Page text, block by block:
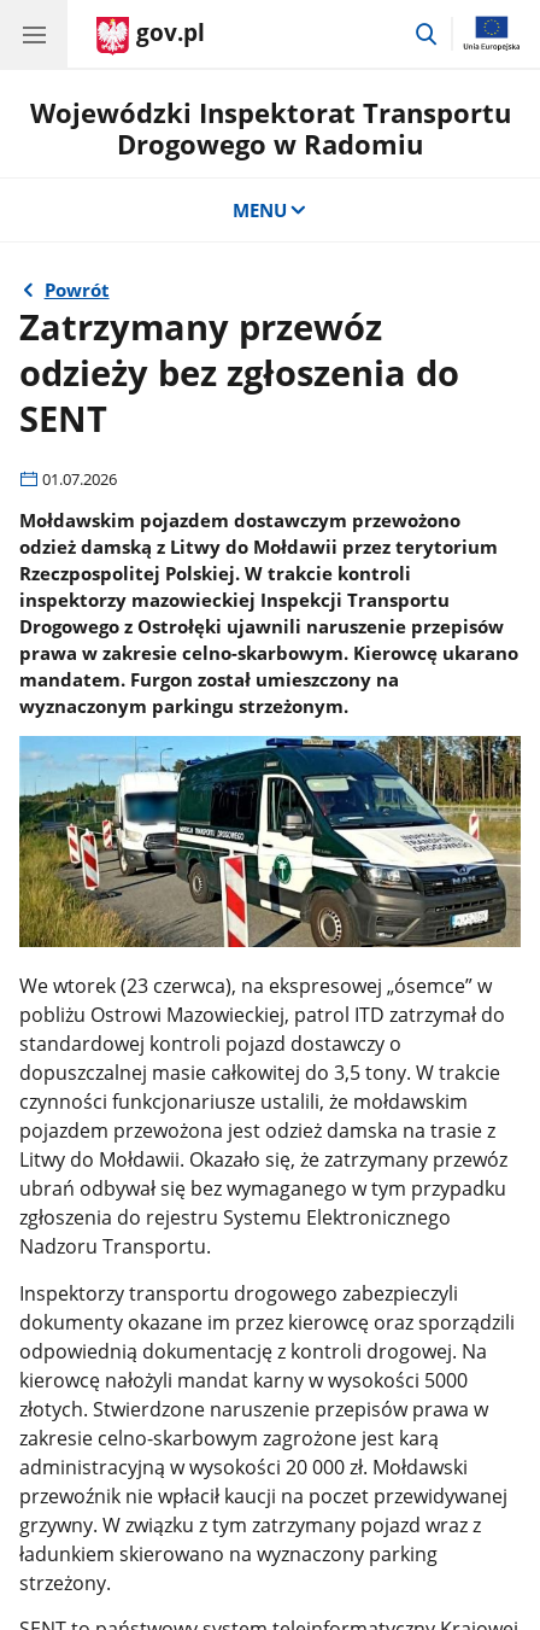
gov.pl
przejdź
Wojewódzki Inspektorat Transportu
Drogowego w Radomiu
MENU
Powrót
Zatrzymany przewóz
odzieży bez zgłoszenia do
SENT
01.07.2026
Mołdawskim pojazdem dostawczym przewożono
odzież damską z Litwy do Mołdawii przez terytorium
Rzeczpospolitej Polskiej. W trakcie kontroli
inspektorzy mazowieckiej Inspekcji Transportu
Drogowego z Ostrołęki ujawnili naruszenie przepisów
prawa w zakresie celno-skarbowym. Kierowcę ukarano
mandatem. Furgon został umieszczony na
wyznaczonym parkingu strzeżonym.
We wtorek (23 czerwca), na ekspresowej „ósemce” w
pobliżu Ostrowi Mazowieckiej, patrol ITD zatrzymał do
standardowej kontroli pojazd dostawczy o
dopuszczalnej masie całkowitej do 3,5 tony. W trakcie
czynności funkcjonariusze ustalili, że mołdawskim
pojazdem przewożona jest odzież damska na trasie z
Litwy do Mołdawii. Okazało się, że zatrzymany przewóz
ubrań odbywał się bez wymaganego w tym przypadku
zgłoszenia do rejestruSystemu Elektronicznego
Nadzoru Transportu.
Inspektorzy transportu drogowego zabezpieczyli
dokumenty okazane im przez kierowcę oraz sporządzili
odpowiednią dokumentację z kontroli drogowej. Na
kierowcę nałożyli mandat karny w wysokości 5000
złotych. Stwierdzone naruszenie przepisów prawa w
zakresie celno-skarbowym zagrożone jest karą
administracyjną w wysokości 20 000 zł. Mołdawski
przewoźnik nie wpłacił kaucji na poczet przewidywanej
grzywny. W związku z tym zatrzymany pojazd wraz z
ładunkiem skierowano na wyznaczony parking
strzeżony.